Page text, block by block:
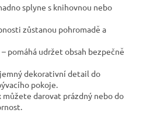
splyne s knihovnou nebo
zůstanou pohromadě a
– pomáhá udržet obsah bezpečně
dekorativní detail do
pokoje.
můžete darovat prázdný nebo do